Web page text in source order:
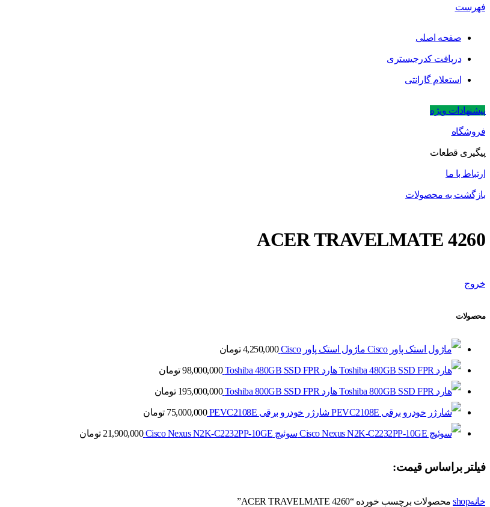
فهرست
صفحه اصلی
دریافت کدرجیستری
استعلام گارانتی
پیشنهادات ویژه
فروشگاه
پیگیری قطعات
ارتباط با ما
بازگشت به محصولات
ACER TRAVELMATE 4260
خروج
محصولات
ماژول استک پاور Cisco 4,250,000 تومان
هارد Toshiba 480GB SSD FPR 98,000,000 تومان
هارد Toshiba 800GB SSD FPR 195,000,000 تومان
شارژر خودرو برقی PEVC2108E 75,000,000 تومان
سوئیچ Cisco Nexus N2K-C2232PP-10GE 21,900,000 تومان
فیلتر براساس قیمت:
خانهshop محصولات برچسب خورده “ACER TRAVELMATE 4260”